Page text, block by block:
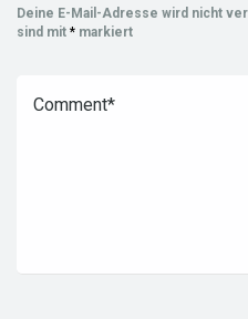
Deine E-Mail-Adresse wird nicht
sind mit * markiert